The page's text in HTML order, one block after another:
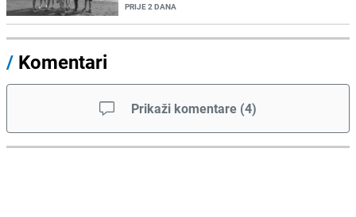
PRIJE 2 DANA
/ Komentari
Prikaži komentare (4)